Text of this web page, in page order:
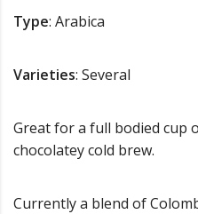
Type: Arabica
Varieties: Several
Great for a full bodied cup
chocolatey cold brew.
Currently a blend of